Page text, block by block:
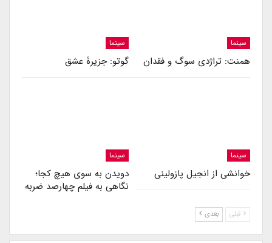
سینما
همنت: تراژدی سوگ و فقدان
سینما
گوتو: جزیرۀ عشق
سینما
خوانشی از انجیل پازولینی
سینما
دویدن به سوی هیچ کجا؛
نگاهی به فیلم چهارصد ضربه
قبلی بعدی